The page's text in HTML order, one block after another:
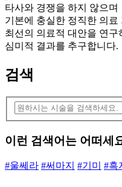
타사와 경쟁을 하지 않으며
기본에 충실한 정직한 의료
최선의 의료적 대안을 연구
심미적 결과를 추구합니다.
검색
이런 검색어는 어떠세
#울쎄라 #써마지 #기미 #흑